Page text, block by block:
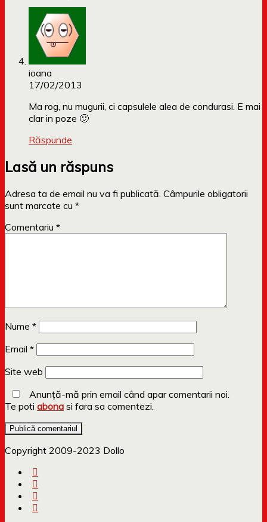
ioana
17/02/2013
Ma rog, nu mugurii, ci capsulele alea de condurasi. E mai
clar in poze 🙂
Răspunde
Lasă un răspuns
Adresa ta de email nu va fi publicată. Câmpurile obligatorii
sunt marcate cu *
Comentariu *
Nume *
Email *
Site web
Anunță-mă prin email când apar comentarii noi.
Te poti abona si fara sa comentezi.
Copyright 2009-2023 Dollo